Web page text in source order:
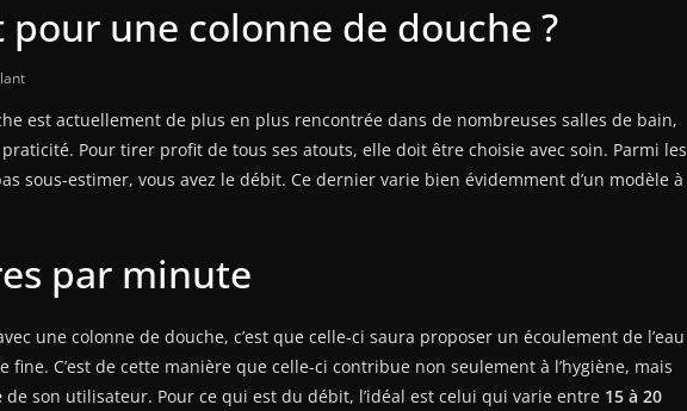
une colonne de douche ?
est actuellement de plus en plus rencontrée dans de nombreuses salles de bain,
praticité. Pour tirer profit de tous ses atouts, elle doit être choisie avec soin. Parmi les
sous-estimer, vous avez le débit. Ce dernier varie bien évidemment d’un modèle à
par minute
une colonne de douche, c’est que celle-ci saura proposer un écoulement de l’eau
fine. C’est de cette manière que celle-ci contribue non seulement à l’hygiène, mais
de son utilisateur. Pour ce qui est du débit, l’idéal est celui qui varie entre 15 à 20